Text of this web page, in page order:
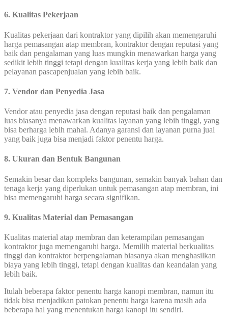
6. Kualitas Pekerjaan
Kualitas pekerjaan dari kontraktor yang dipilih akan memengaruhi
harga pemasangan atap membran, kontraktor dengan reputasi yang
baik dan pengalaman yang luas mungkin menawarkan harga yang
sedikit lebih tinggi tetapi dengan kualitas kerja yang lebih baik dan
pelayanan pascapenjualan yang lebih baik.
7. Vendor dan Penyedia Jasa
Vendor atau penyedia jasa dengan reputasi baik dan pengalaman
luas biasanya menawarkan kualitas layanan yang lebih tinggi, yang
bisa berharga lebih mahal. Adanya garansi dan layanan purna jual
yang baik juga bisa menjadi faktor penentu harga.
8. Ukuran dan Bentuk Bangunan
Semakin besar dan kompleks bangunan, semakin banyak bahan dan
tenaga kerja yang diperlukan untuk pemasangan atap membran, ini
bisa memengaruhi harga secara signifikan.
9. Kualitas Material dan Pemasangan
Kualitas material atap membran dan keterampilan pemasangan
kontraktor juga memengaruhi harga. Memilih material berkualitas
tinggi dan kontraktor berpengalaman biasanya akan menghasilkan
biaya yang lebih tinggi, tetapi dengan kualitas dan keandalan yang
lebih baik.
Itulah beberapa faktor penentu harga kanopi membran, namun itu
tidak bisa menjadikan patokan penentu harga karena masih ada
beberapa hal yang menentukan harga kanopi itu sendiri.